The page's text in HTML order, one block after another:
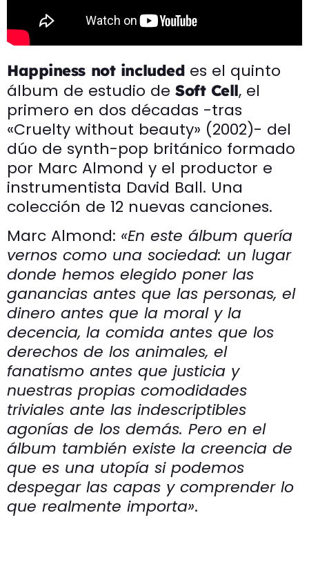
Happiness not included es el quinto
álbum de estudio de Soft Cell, el
primero en dos décadas -tras
«Cruelty without beauty» (2002)- del
dúo de synth-pop británico formado
por Marc Almond y el productor e
instrumentista David Ball. Una
colección de 12 nuevas canciones.
Marc Almond: «En este álbum quería
vernos como una sociedad: un lugar
donde hemos elegido poner las
ganancias antes que las personas, el
dinero antes que la moral y la
decencia, la comida antes que los
derechos de los animales, el
fanatismo antes que justicia y
nuestras propias comodidades
triviales ante las indescriptibles
agonías de los demás. Pero en el
álbum también existe la creencia de
que es una utopía si podemos
despegar las capas y comprender lo
que realmente importa».